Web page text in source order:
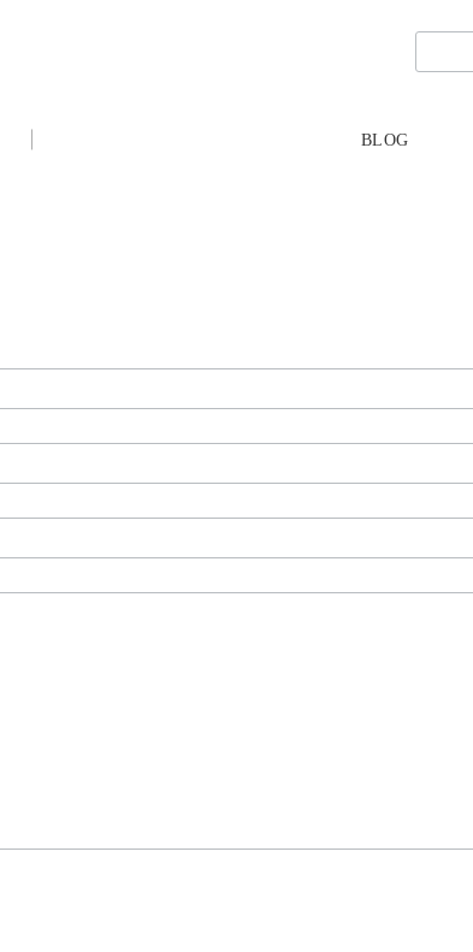
索：
BLOG